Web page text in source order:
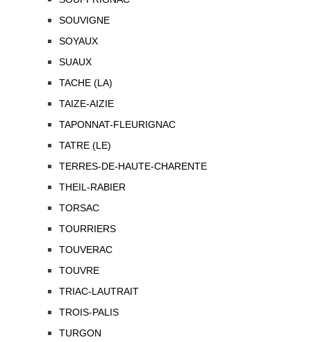
SOUVIGNE
SOYAUX
SUAUX
TACHE (LA)
TAIZE-AIZIE
TAPONNAT-FLEURIGNAC
TATRE (LE)
TERRES-DE-HAUTE-CHARENTE
THEIL-RABIER
TORSAC
TOURRIERS
TOUVERAC
TOUVRE
TRIAC-LAUTRAIT
TROIS-PALIS
TURGON